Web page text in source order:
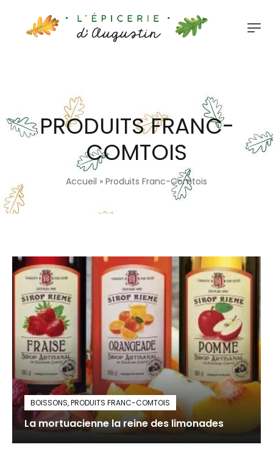
PRODUITS FRANC-
COMTOIS
Accueil » Produits Franc-Comtois
BOISSONS,PRODUITS FRANC-COMTOIS
La mortuacienne la reine des limonades